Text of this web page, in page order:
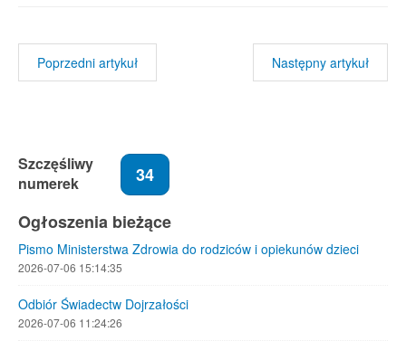
Poprzedni artykuł Następny artykuł
Szczęśliwy
numerek
34
Ogłoszenia bieżące
Pismo Ministerstwa Zdrowia do rodziców i opiekunów dzieci
2026-07-06 15:14:35
Odbiór Świadectw Dojrzałości
2026-07-06 11:24:26